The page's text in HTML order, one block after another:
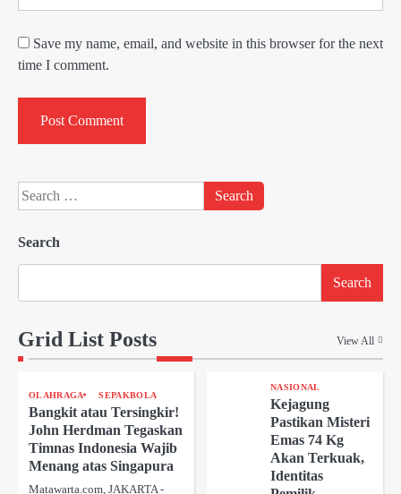
Save my name, email, and website in this browser for the next
time I comment.
Search
for:
Search
Search
Grid List Posts View All
OLAHRAGA SEPAKBOLA
Bangkit atau Tersingkir!
John Herdman Tegaskan
Timnas Indonesia Wajib
Menang atas Singapura
Matawarta.com, JAKARTA -
NASIONAL
Kejagung
Pastikan Misteri
Emas 74 Kg
Akan Terkuak,
Identitas